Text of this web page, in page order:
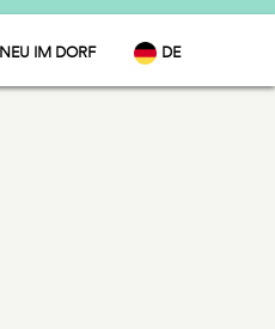
NEU IM DORF DE
IT